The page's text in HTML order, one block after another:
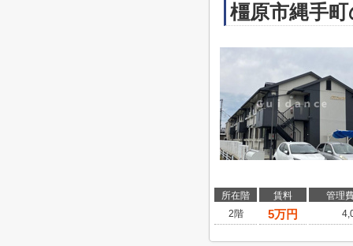
橿原市縄手
所在階 賃料
管理
2階
5万円